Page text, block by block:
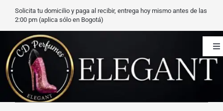
Saltar
contenido
Solicita tu domicilio y paga al recibir, entrega hoy mismo antes de las
2:00 pm (aplica sólo en Bogotá)
CD Perfumes
Blog